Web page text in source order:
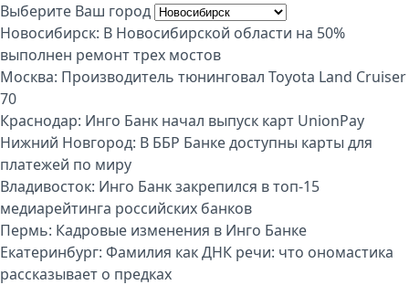
Выберите Ваш город
Новосибирск: В Новосибирской области на 50%
выполнен ремонт трех мостов
Москва: Производитель тюнинговал Toyota Land Cruiser
70
Краснодар: Инго Банк начал выпуск карт UnionPay
Нижний Новгород: В ББР Банке доступны карты для
платежей по миру
Владивосток: Инго Банк закрепился в топ-15
медиарейтинга российских банков
Пермь: Кадровые изменения в Инго Банке
Екатеринбург: Фамилия как ДНК речи: что ономастика
рассказывает о предках